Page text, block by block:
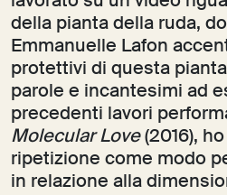
della pianta della ruda,
Emmanuelle Lafon
protettivi di questa
parole e incantesimi ad
precedenti lavori
Molecular Love (2016),
ripetizione come modo
in relazione alla